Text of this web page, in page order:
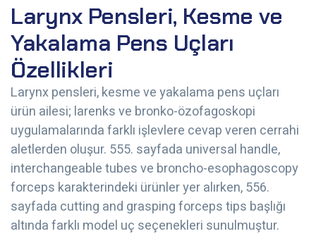
Larynx Pensleri, Kesme ve
Yakalama Pens Uçları
Özellikleri
Larynx pensleri, kesme ve yakalama pens uçları
ürün ailesi; larenks ve bronko-özofagoskopi
uygulamalarında farklı işlevlere cevap veren cerrahi
aletlerden oluşur. 555. sayfada universal handle,
interchangeable tubes ve broncho-esophagoscopy
forceps karakterindeki ürünler yer alırken, 556.
sayfada cutting and grasping forceps tips başlığı
altında farklı model uç seçenekleri sunulmuştur.